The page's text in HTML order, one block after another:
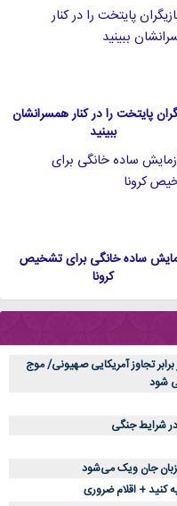
پایتخت را در کنار همسرانشان
ببینید
ساده خانگی برای تشخیص
کرونا
تجاوز آمریکایی صهیونی/ موج
شرایط جنگی
کنید + اقلام ضروری